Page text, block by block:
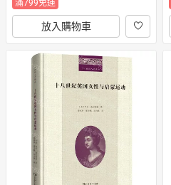
滿799免運
放入購物車